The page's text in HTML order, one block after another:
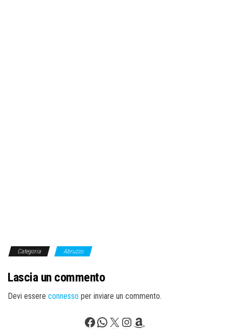
Categoria Abruzzo
Lascia un commento
Devi essere connesso per inviare un commento.
Facebook
WhatsApp
X Instagram
Amazon